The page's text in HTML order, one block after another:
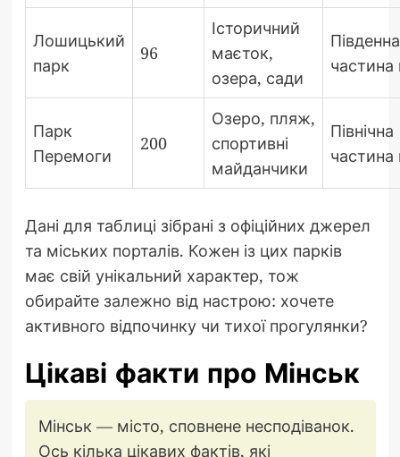
Лошицький
парк
96
Історичний
маєток,
озера, сади
Південна
частина
Парк
Перемоги
200
Озеро, пляж,
спортивні
майданчики
Північна
частина
Дані для таблиці зібрані з офіційних джерел
та міських порталів. Кожен із цих парків
має свій унікальний характер, тож
обирайте залежно від настрою: хочете
активного відпочинку чи тихої прогулянки?
Цікаві факти про Мінськ
Мінськ — місто, сповнене несподіванок.
Ось кілька цікавих фактів, які